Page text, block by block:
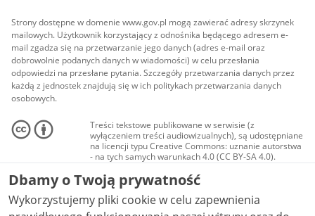
Strony dostępne w domenie www.gov.pl mogą zawierać adresy skrzynek
mailowych. Użytkownik korzystający z odnośnika będącego adresem e-
mail zgadza się na przetwarzanie jego danych (adres e-mail oraz
dobrowolnie podanych danych w wiadomości) w celu przesłania
odpowiedzi na przesłane pytania. Szczegóły przetwarzania danych przez
każdą z jednostek znajdują się w ich politykach przetwarzania danych
osobowych.
Treści tekstowe publikowane w serwisie (z
wyłączeniem treści audiowizualnych), są udostępniane
na licencji typu Creative Commons: uznanie autorstwa
- na tych samych warunkach 4.0 (CC BY-SA 4.0).
Materiały audiowizualne, w tym zdjęcia, materiały
audio i wideo, są udostępniane na licencji typu
Creative Commons: uznanie autorstwa użycie
niekomercyjne - bez utworów zależnych 4.0 (CC BY-
NC-ND 4.0), o ile nie jest to stwierdzone inaczej.
Dbamy o Twoją prywatność
Wykorzystujemy pliki cookie w celu zapewnienia